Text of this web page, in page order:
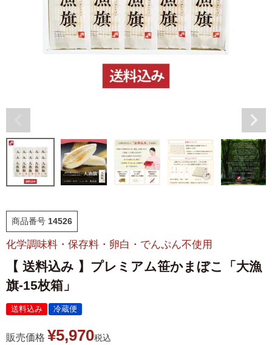
お魚たんぱくわんぱくセ
ット
お誕生日祝い・長寿祝い ごはんのおとも
仙臺BLACK
季節のかねささ とうも
ろこし
特選詰合せ はじめてセット
かねささ
伊達揚げ
商品番号 14526
化学調味料・保存料・卵白・でんぷん不使用
【 送料込み 】プレミアム笹かまぼこ「大漁
旗-15枚箱」
送料込み 冷蔵便
販売価格 ¥5,970税込